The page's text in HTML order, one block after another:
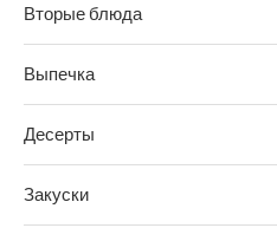
Вторые блюда
Выпечка
Десерты
Закуски